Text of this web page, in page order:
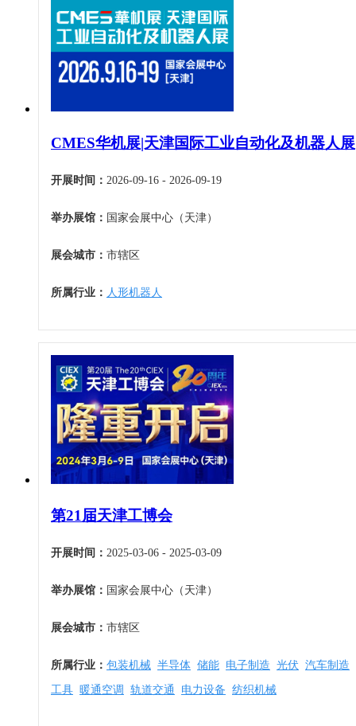
安徽
福建
江西
湖北
湖南
广西
贵州
西藏
陕西
甘肃
青海
宁夏
新疆
香港
澳门
机床工具
建材机械
暖通空调
汽车制造
物流仓储
烟草机械
医疗设备
3月
4月
5月
6月
9月
10月
12月
CMES华机展|天津国际工业自动化及机器人展
开展时间： 2026-09-16 - 2026-09-19
举办展馆： 国家会展中心（天津）
展会城市： 市辖区
所属行业： 人形机器人
第21届天津工博会
开展时间： 2025-03-06 - 2025-03-09
举办展馆： 国家会展中心（天津）
展会城市： 市辖区
所属行业： 包装机械 半导体 储能 电子制造 光伏 汽车制造
工具 暖通空调 轨道交通 电力设备 纺织机械